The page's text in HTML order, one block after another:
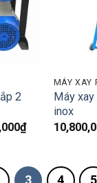
2
₫Khoảng
giá:
đến
MÁY XAY
Máy
inox
3 4 5